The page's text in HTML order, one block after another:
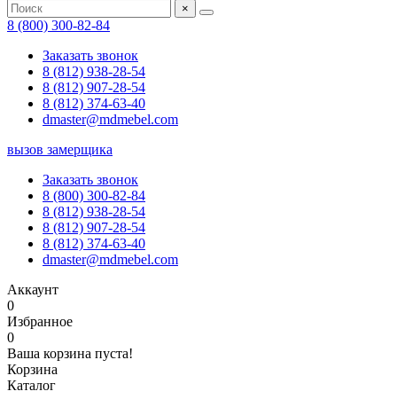
×
8 (800) 300-82-84
Заказать звонок
8 (812) 938-28-54
8 (812) 907-28-54
8 (812) 374-63-40
dmaster@mdmebel.com
вызов замерщика
Заказать звонок
8 (800) 300-82-84
8 (812) 938-28-54
8 (812) 907-28-54
8 (812) 374-63-40
dmaster@mdmebel.com
Аккаунт
0
Избранное
0
Ваша корзина пуста!
Корзина
Каталог